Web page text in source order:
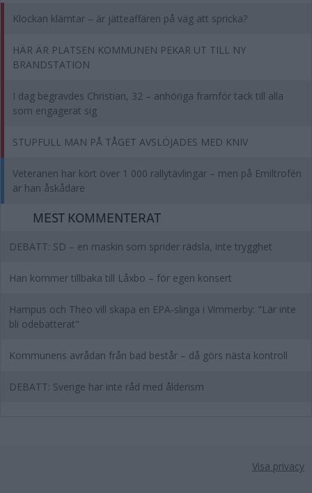
Klockan klämtar – är jätteaffären på väg att spricka?
HÄR ÄR PLATSEN KOMMUNEN PEKAR UT TILL NY
BRANDSTATION
I dag begravdes Christian, 32 – anhöriga framför tack till alla
som engagerat sig
STUPFULL MAN PÅ TÅGET AVSLÖJADES MED KNIV
Veteranen har kört över 1 000 rallytävlingar – men på Emiltrofén
är han åskådare
MEST KOMMENTERAT
DEBATT: SD – en maskin som sprider rädsla, inte trygghet
Han kommer tillbaka till Låxbo – för egen konsert
Hampus och Theo vill skapa en EPA-slinga i Vimmerby: "Lär inte
bli odebatterat"
Kommunens avrådan från bad består – då görs nästa kontroll
DEBATT: Sverige har inte råd med ålderism
Visa privacy